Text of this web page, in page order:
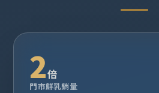
2倍
門市鮮乳銷量